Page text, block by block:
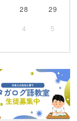
28
29
4 5